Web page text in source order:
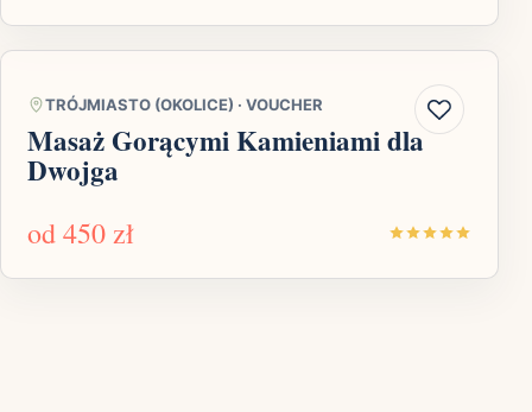
TRÓJMIASTO (OKOLICE) · VOUCHER
Masaż Gorącymi Kamieniami dla
Dwojga
od450 zł